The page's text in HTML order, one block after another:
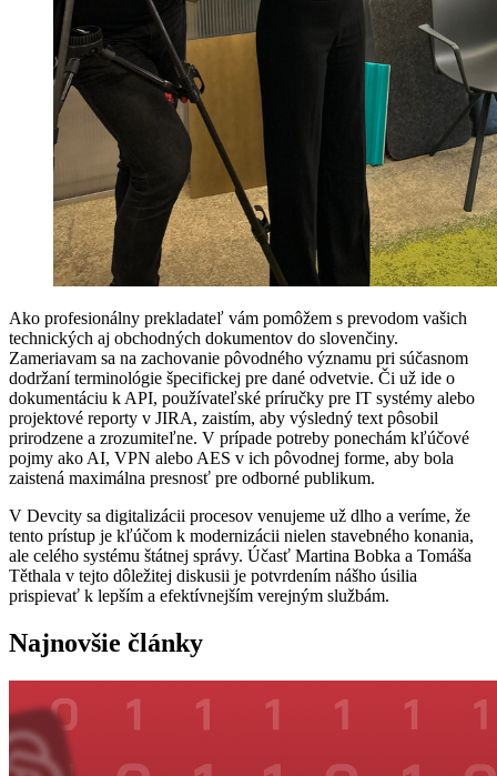
Ako profesionálny prekladateľ vám pomôžem s prevodom vašich
technických aj obchodných dokumentov do slovenčiny.
Zameriavam sa na zachovanie pôvodného významu pri súčasnom
dodržaní terminológie špecifickej pre dané odvetvie. Či už ide o
dokumentáciu k API, používateľské príručky pre IT systémy alebo
projektové reporty v JIRA, zaistím, aby výsledný text pôsobil
prirodzene a zrozumiteľne. V prípade potreby ponechám kľúčové
pojmy ako AI, VPN alebo AES v ich pôvodnej forme, aby bola
zaistená maximálna presnosť pre odborné publikum.
V Devcity sa digitalizácii procesov venujeme už dlho a veríme, že
tento prístup je kľúčom k modernizácii nielen stavebného konania,
ale celého systému štátnej správy. Účasť Martina Bobka a Tomáša
Těthala v tejto dôležitej diskusii je potvrdením nášho úsilia
prispievať k lepším a efektívnejším verejným službám.
Najnovšie články